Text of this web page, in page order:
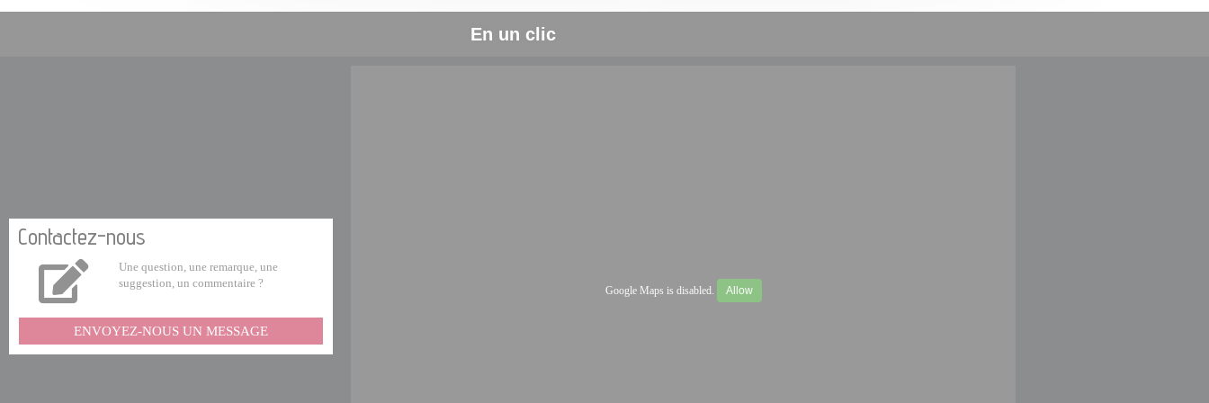
En un clic
Contactez-nous
Une question, une remarque, une
suggestion, un commentaire ?
ENVOYEZ-NOUS UN MESSAGE
Google Maps is disabled. Allow